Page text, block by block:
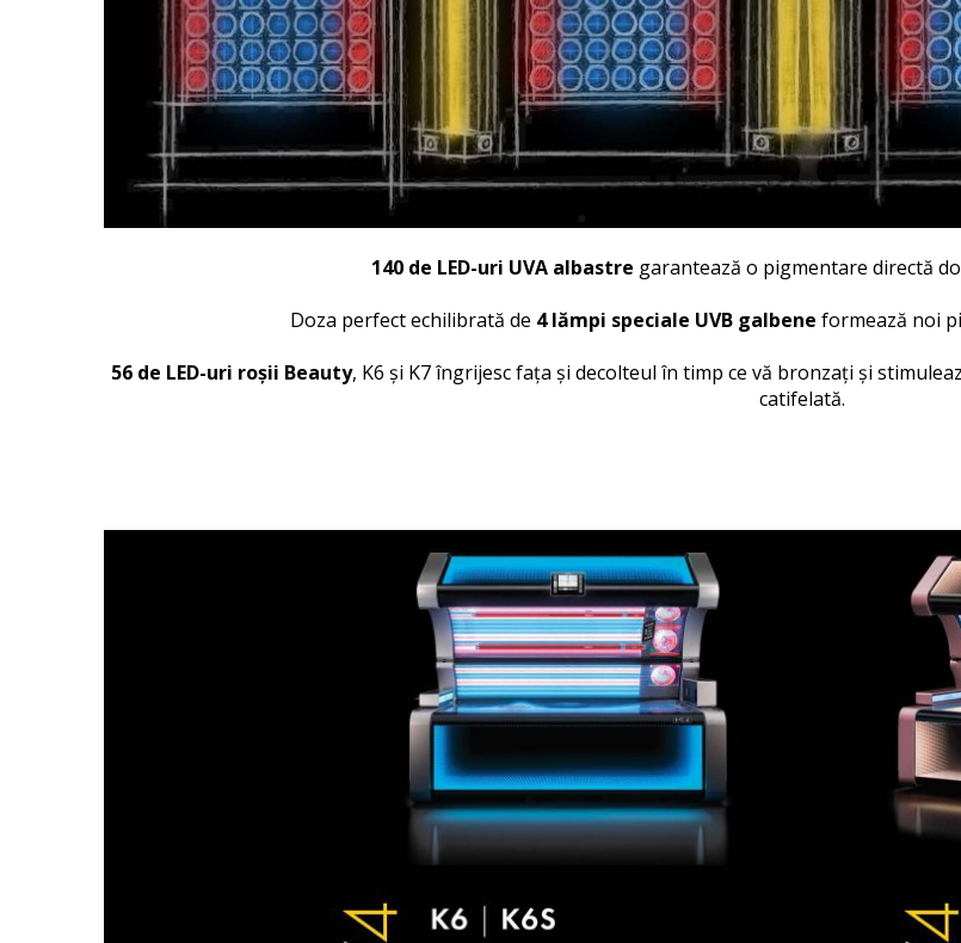
140 de LED-uri UVA albastre garantează o pigmentare directă
Doza perfect echilibrată de 4 lămpi speciale UVB galbene formează noi
56 de LED-uri roșii Beauty, K6 și K7 îngrijesc fața și decolteul în timp ce vă bronzați și
catifelată.